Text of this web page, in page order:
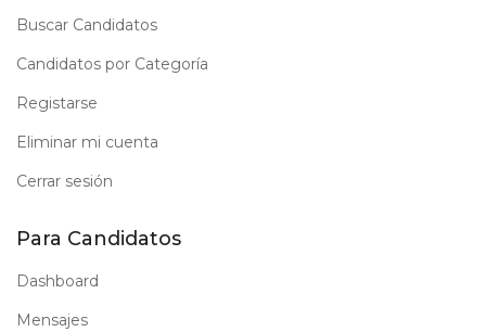
Buscar Candidatos
Candidatos por Categoría
Registarse
Eliminar mi cuenta
Cerrar sesión
Para Candidatos
Dashboard
Mensajes